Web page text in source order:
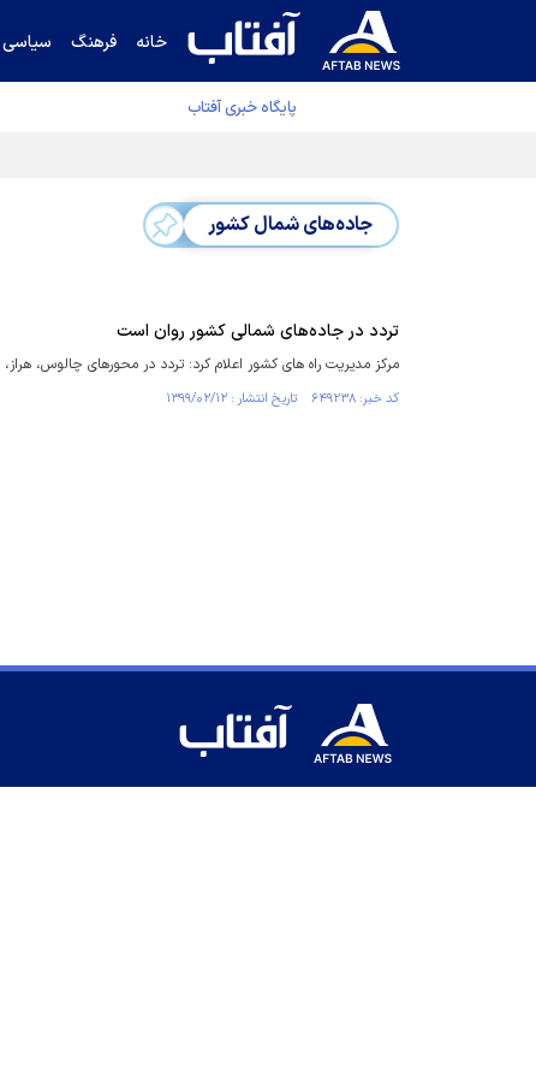
خانه فرهنگ سیاسی
پایگاه خبری آفتاب
جاده‌های شمال کشور
تردد در جاده‌های شمالی کشور روان است
مرکز مدیریت راه های کشور اعلام کرد: تردد در محورهای چالوس،
کد خبر: ۶۴۹۲۳۸ تاریخ انتشار : ۱۳۹۹/۰۲/۱۲